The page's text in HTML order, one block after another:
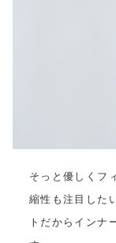
そっと優しくフ
縮性も注目した
トだからインナ